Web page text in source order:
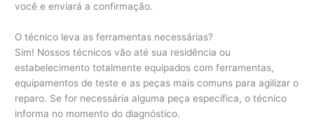
você e enviará a confirmação.
O técnico leva as ferramentas necessárias?
Sim! Nossos técnicos vão até sua residência ou
estabelecimento totalmente equipados com ferramentas,
equipamentos de teste e as peças mais comuns para agilizar o
reparo. Se for necessária alguma peça específica, o técnico
informa no momento do diagnóstico.